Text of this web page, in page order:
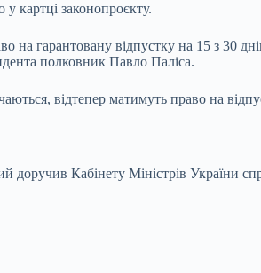
картці законопроєкту.
гарантовану відпустку на 15 з 30
полковник Павло Паліса.
відтепер матимуть право на
Кабінету Міністрів України